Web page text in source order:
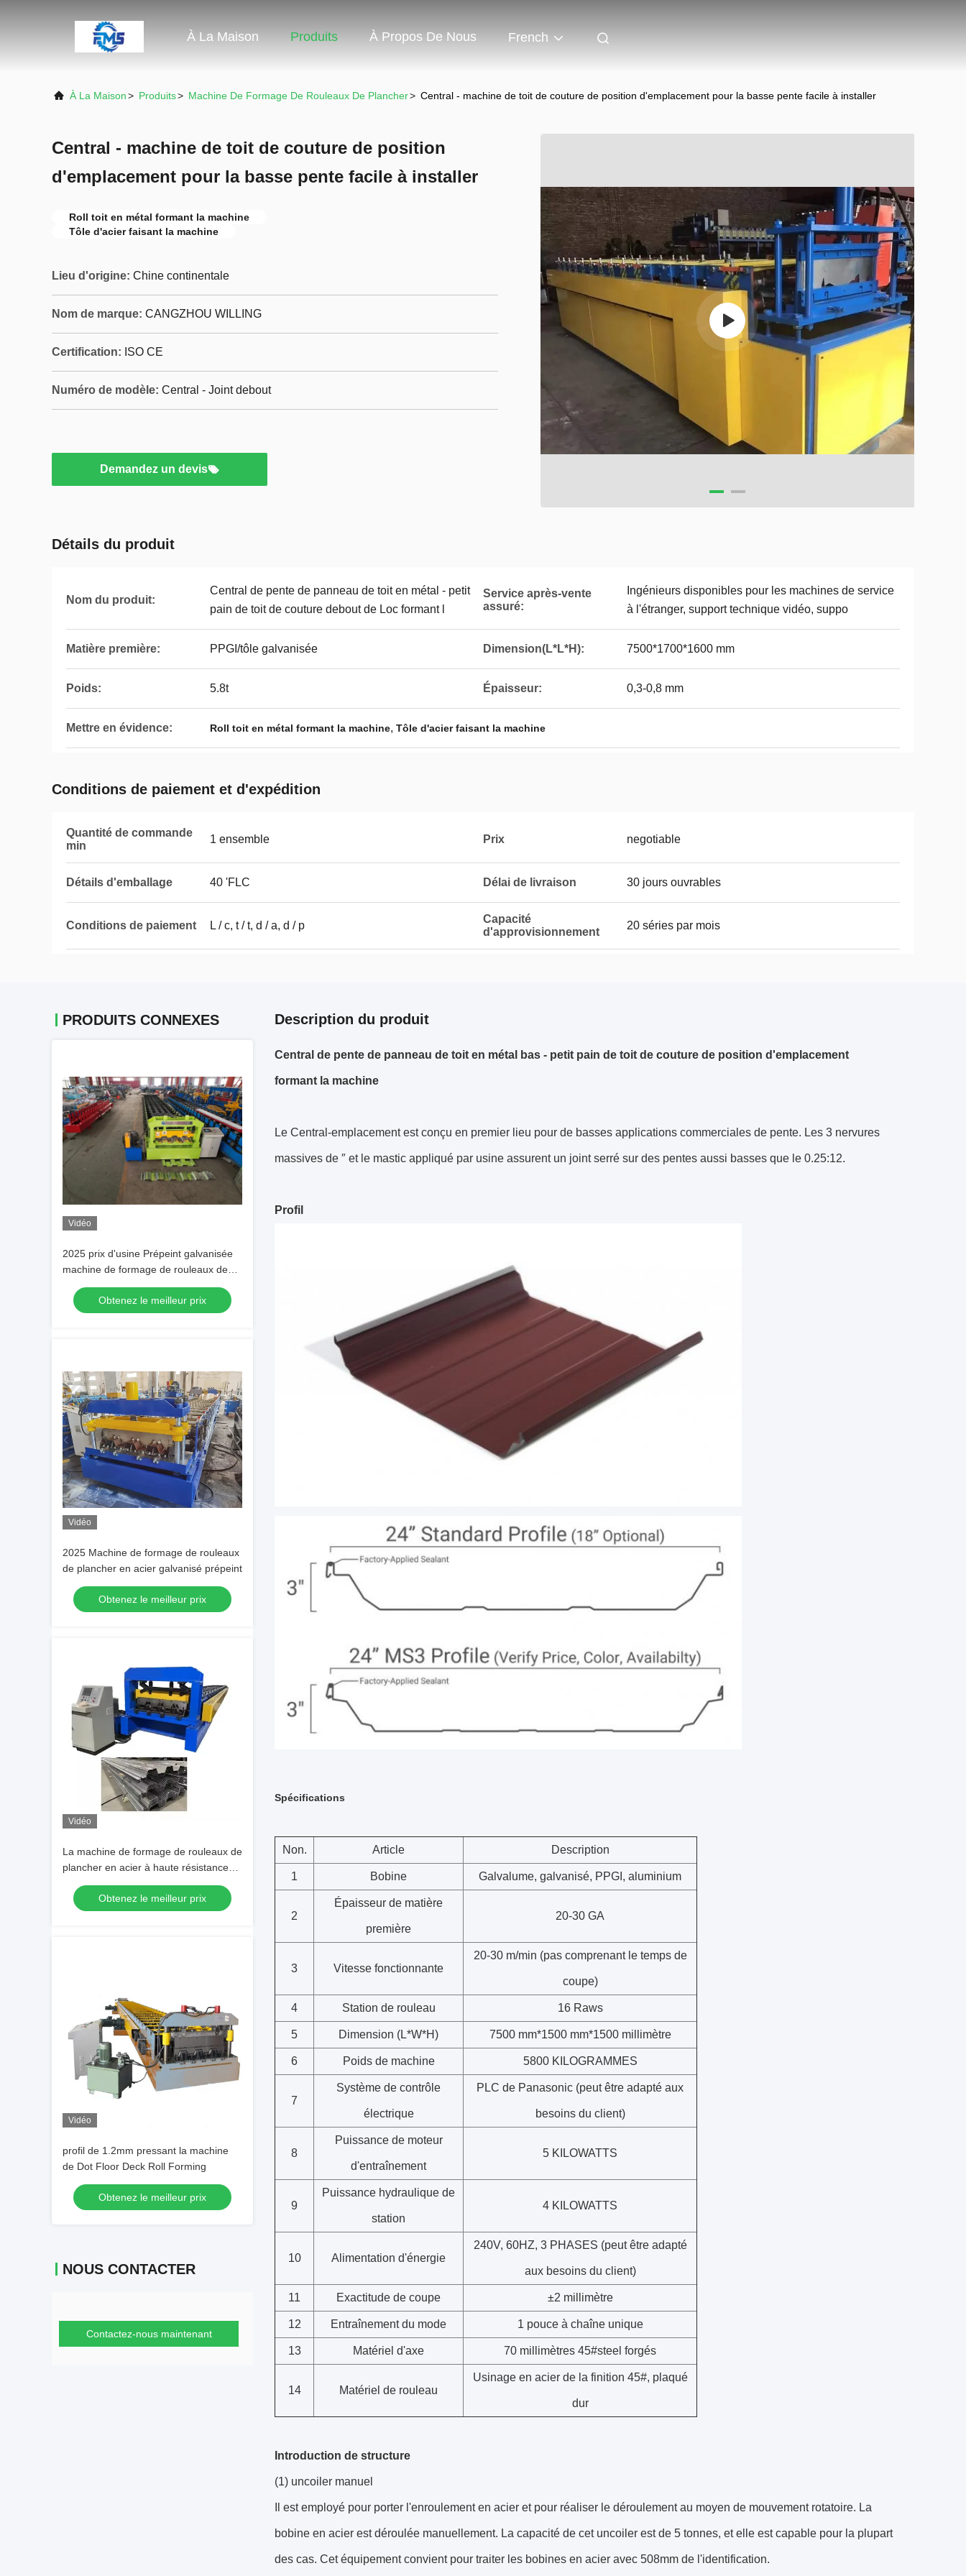
À La Maison Produits À Propos De Nous French
À La Maison> Produits> Machine De Formage De Rouleaux De Plancher> Central - machine de toit de couture de position d'emplacement pour la basse pente facile à installer
Central - machine de toit de couture de position
d'emplacement pour la basse pente facile à installer
Roll toit en métal formant la machine
Tôle d'acier faisant la machine
Lieu d'origine: Chine continentale
Nom de marque: CANGZHOU WILLING
Certification: ISO CE
Numéro de modèle: Central - Joint debout
Demandez un devis
Détails du produit
Nom du produit:
Central de pente de panneau de toit en métal - petit
pain de toit de couture debout de Loc formant l
Service après-vente
assuré:
Ingénieurs disponibles pour les machines de service
à l'étranger, support technique vidéo, suppo
Matière première: PPGI/tôle galvanisée Dimension(L*L*H): 7500*1700*1600 mm
Poids: 5.8t Épaisseur: 0,3-0,8 mm
Mettre en évidence: Roll toit en métal formant la machine, Tôle d'acier faisant la machine
Conditions de paiement et d'expédition
Quantité de commande
min
1 ensemble Prix negotiable
Détails d'emballage 40 'FLC Délai de livraison 30 jours ouvrables
Conditions de paiement L / c, t / t, d / a, d / p
Capacité
d'approvisionnement
20 séries par mois
PRODUITS CONNEXES
Vidéo
2025 prix d'usine Prépeint galvanisée
machine de formage de rouleaux de
plancher en acier
Obtenez le meilleur prix
Vidéo
2025 Machine de formage de rouleaux
de plancher en acier galvanisé prépeint
Obtenez le meilleur prix
Vidéo
La machine de formage de rouleaux de
plancher en acier à haute résistance
2025
Obtenez le meilleur prix
Vidéo
profil de 1.2mm pressant la machine
de Dot Floor Deck Roll Forming
Obtenez le meilleur prix
NOUS CONTACTER
Contactez-nous maintenant
Description du produit
Central de pente de panneau de toit en métal bas - petit pain de toit de couture de position d'emplacement
formant la machine
Le Central-emplacement est conçu en premier lieu pour de basses applications commerciales de pente. Les 3 nervures
massives de ″ et le mastic appliqué par usine assurent un joint serré sur des pentes aussi basses que le 0.25:12.
Profil
Spécifications
Non. Article Description
1 Bobine Galvalume, galvanisé, PPGI, aluminium
2
Épaisseur de matière
première
20-30 GA
3 Vitesse fonctionnante
20-30 m/min (pas comprenant le temps de
coupe)
4 Station de rouleau 16 Raws
5 Dimension (L*W*H) 7500 mm*1500 mm*1500 millimètre
6 Poids de machine 5800 KILOGRAMMES
7
Système de contrôle
électrique
PLC de Panasonic (peut être adapté aux
besoins du client)
8
Puissance de moteur
d'entraînement
5 KILOWATTS
9
Puissance hydraulique de
station
4 KILOWATTS
10 Alimentation d'énergie
240V, 60HZ, 3 PHASES (peut être adapté
aux besoins du client)
11 Exactitude de coupe ±2 millimètre
12 Entraînement du mode 1 pouce à chaîne unique
13 Matériel d'axe 70 millimètres 45#steel forgés
14 Matériel de rouleau
Usinage en acier de la finition 45#, plaqué
dur
Introduction de structure
(1) uncoiler manuel
Il est employé pour porter l'enroulement en acier et pour réaliser le déroulement au moyen de mouvement rotatoire. La
bobine en acier est déroulée manuellement. La capacité de cet uncoiler est de 5 tonnes, et elle est capable pour la plupart
des cas. Cet équipement convient pour traiter les bobines en acier avec 508mm de l'identification.